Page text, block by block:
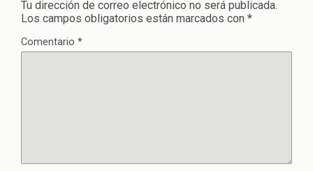
Tu dirección de correo electrónico no será publicada.
Los campos obligatorios están marcados con *
Comentario *